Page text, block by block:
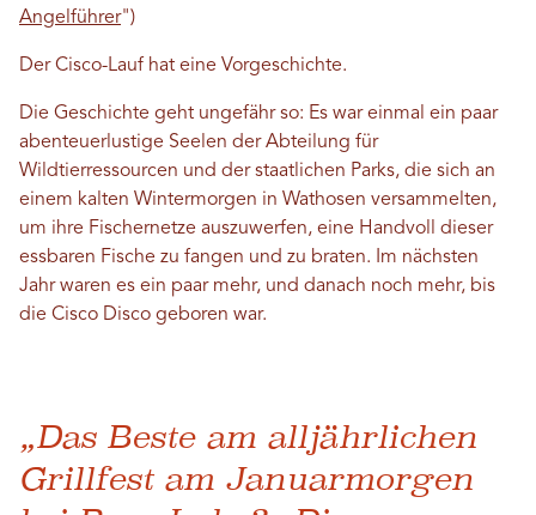
Angelführer")
Der Cisco-Lauf hat eine Vorgeschichte.
Die Geschichte geht ungefähr so: Es war einmal ein paar
abenteuerlustige Seelen der Abteilung für
Wildtierressourcen und der staatlichen Parks, die sich an
einem kalten Wintermorgen in Wathosen versammelten,
um ihre Fischernetze auszuwerfen, eine Handvoll dieser
essbaren Fische zu fangen und zu braten. Im nächsten
Jahr waren es ein paar mehr, und danach noch mehr, bis
die Cisco Disco geboren war.
„Das Beste am alljährlichen
Grillfest am Januarmorgen